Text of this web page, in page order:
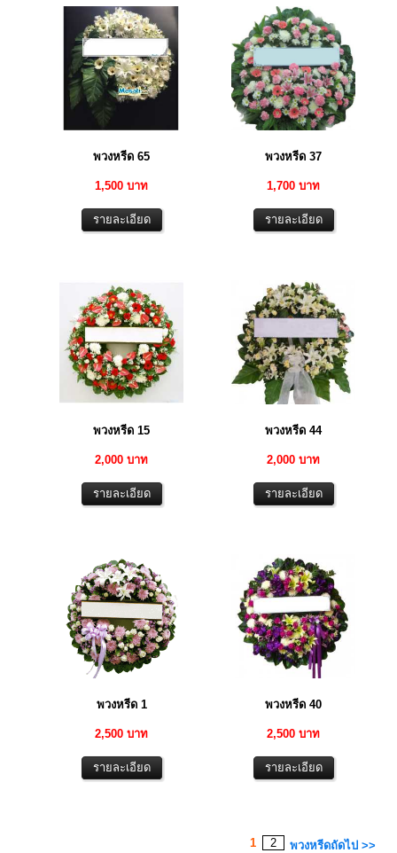
พวงหรีด 65
1,500 บาท
พวงหรีด 37
1,700 บาท
พวงหรีด 15
2,000 บาท
พวงหรีด 44
2,000 บาท
พวงหรีด 1
2,500 บาท
พวงหรีด 40
2,500 บาท
1 2 พวงหรีดถัดไป >>